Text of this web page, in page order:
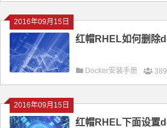
2016年09月15日
红帽RHEL如何删除
Docker安装手册
2016年09月15日
红帽RHEL下面设置